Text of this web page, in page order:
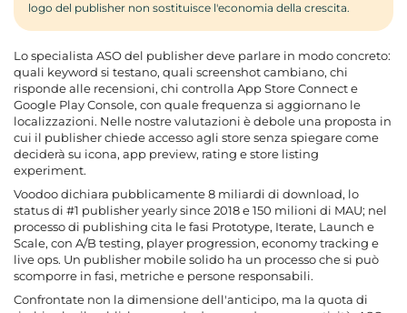
logo del publisher non sostituisce l'economia della crescita.
Lo specialista ASO del publisher deve parlare in modo concreto:
quali keyword si testano, quali screenshot cambiano, chi
risponde alle recensioni, chi controlla App Store Connect e
Google Play Console, con quale frequenza si aggiornano le
localizzazioni. Nelle nostre valutazioni è debole una proposta in
cui il publisher chiede accesso agli store senza spiegare come
deciderà su icona, app preview, rating e store listing
experiment.
Voodoo dichiara pubblicamente 8 miliardi di download, lo
status di #1 publisher yearly since 2018 e 150 milioni di MAU; nel
processo di publishing cita le fasi Prototype, Iterate, Launch e
Scale, con A/B testing, player progression, economy tracking e
live ops. Un publisher mobile solido ha un processo che si può
scomporre in fasi, metriche e persone responsabili.
Confrontate non la dimensione dell'anticipo, ma la quota di